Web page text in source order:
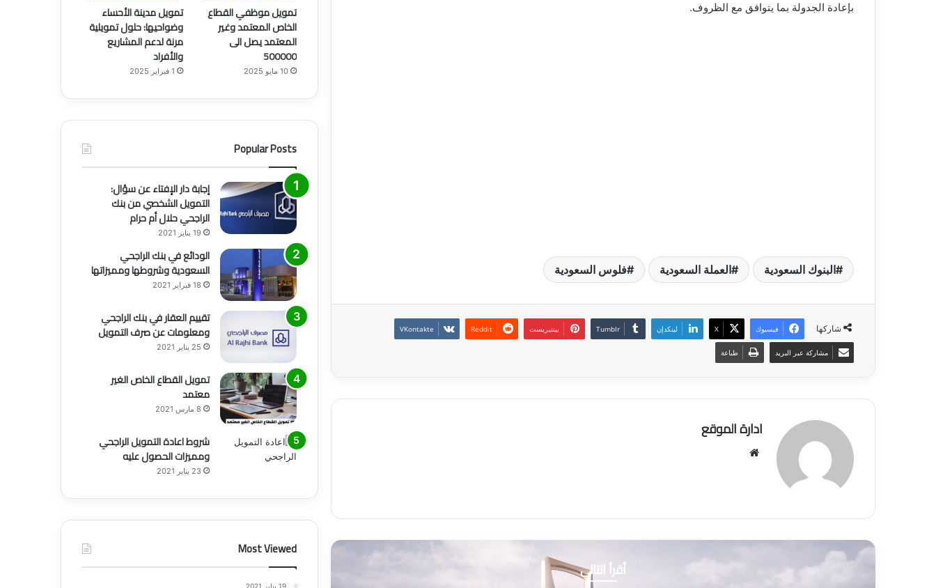
بإعادة الجدولة بما يتوافق مع الظروف.
البنوك السعودية العملة السعودية فلوس السعودية
شاركها فيسبوك ‫X لينكدإن بينتيريست
مشاركة عبر البريد طباعة
ادارة الموقع
أقرأ التالي
تمويل موظفي القطاع
الخاص المعتمد وغير
المعتمد يصل الى
500000
10 مايو 2025
تمويل مدينة الأحساء
وضواحيها: حلول تمويلية
مرنة لدعم المشاريع
والأفراد
1 فبراير 2025
Popular Posts
إجابة دار الإفتاء عن سؤال:
التمويل الشخصي من بنك
الراجحي حلال أم حرام
19 يناير 2021
الودائع في بنك الراجحي
السعودية وشروطها ومميزاتها
18 فبراير 2021
تقييم العقار في بنك الراجحي
ومعلومات عن صرف التمويل
25 يناير 2021
تمويل القطاع الخاص الغير
معتمد
8 مارس 2021
شروط اعادة التمويل الراجحي
ومميزات الحصول عليه
23 يناير 2021
Most Viewed
19 يناير 2021